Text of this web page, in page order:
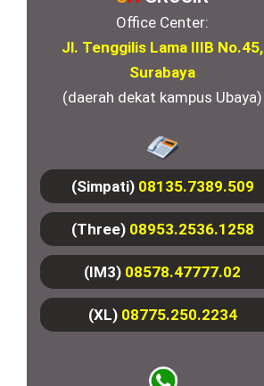
Office Center:
Jl. Tenggilis Lama IIIB No.45,
Surabaya
(daerah dekat kampus Ubaya)
(Simpati) 08135.7389.509
(Three) 08953.2536.1258
(IM3) 08578.47777.02
(XL) 08775.250.2234